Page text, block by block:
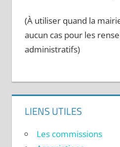
(À utiliser quand la
aucun cas pour les
administratifs)
LIENS UTILES
Les commissions